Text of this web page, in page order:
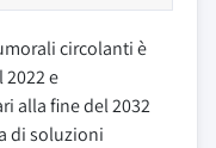
circolanti è
e
alla fine del 2032
di soluzioni